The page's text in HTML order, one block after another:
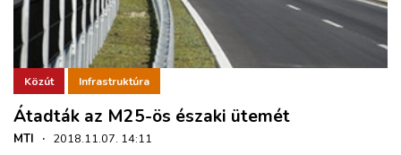
Közút Infrastruktúra
Átadták az M25-ös északi ütemét
MTI · 2018.11.07. 14:11